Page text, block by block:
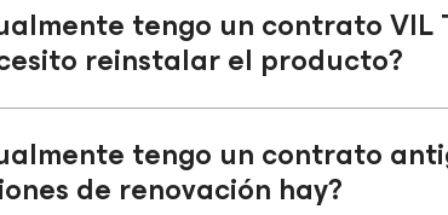
tengo un contrato VIL
reinstalar el producto?
tengo un contrato
de renovación hay?